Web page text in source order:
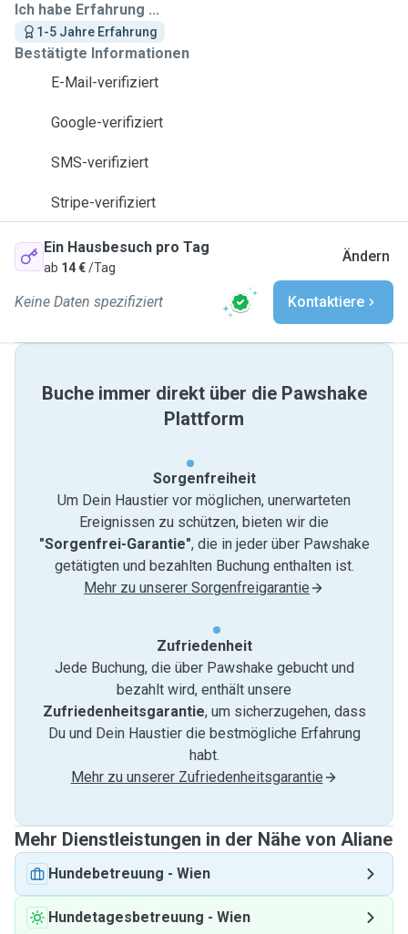
Ich habe Erfahrung ...
1-5 Jahre Erfahrung
Bestätigte Informationen
E-Mail-verifiziert
Google-verifiziert
SMS-verifiziert
Stripe-verifiziert
Ein Hausbesuch pro Tag
ab 14 €/Tag
Ändern
Keine Daten spezifiziert Kontaktiere
Buche immer direkt über die Pawshake
Plattform
Sorgenfreiheit
Um Dein Haustier vor möglichen, unerwarteten
Ereignissen zu schützen, bieten wir die
"Sorgenfrei-Garantie", die in jeder über Pawshake
getätigten und bezahlten Buchung enthalten ist.
Mehr zu unserer Sorgenfreigarantie
Zufriedenheit
Jede Buchung, die über Pawshake gebucht und
bezahlt wird, enthält unsere
Zufriedenheitsgarantie, um sicherzugehen, dass
Du und Dein Haustier die bestmögliche Erfahrung
habt.
Mehr zu unserer Zufriedenheitsgarantie
Mehr Dienstleistungen in der Nähe von Aliane
Hundebetreuung - Wien
Hundetagesbetreuung - Wien